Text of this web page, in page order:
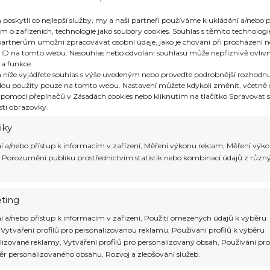
co nejlepší služby, my a naši partneři používáme k ukládání a/nebo
o zařízeních, technologie jako soubory cookies. Souhlas s těmito
umožní zpracovávat osobní údaje, jako je chování při procházení
ID na tomto webu. Nesouhlas nebo odvolání souhlasu může nepříznivě
funkce.
vyjádřete souhlas s výše uvedeným nebo proveďte podrobnější
použity pouze na tomto webu. Nastavení můžete kdykoli změnit, včetně
přepínačů v Zásadách cookies nebo kliknutím na tlačítko Spravovat
obrazovky.
a/nebo přístup k informacím v zařízení, Měření výkonu reklam, Měření
Porozumění publiku prostřednictvím statistik nebo kombinací údajů z
a/nebo přístup k informacím v zařízení, Použití omezených údajů k výběru
profilů pro personalizovanou reklamu, Používání profilů k výběru
reklamy, Vytváření profilů pro personalizovaný obsah, Používání
personalizovaného obsahu, Rozvoj a zlepšování služeb.
Bhútanu
jsou dvě hlavní sezóny: odbřezna do května a
počasí, což je ideální pro trekking, objevování
lépe připravit na vaši dovolenou.